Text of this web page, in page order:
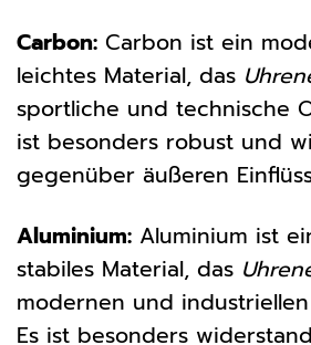
Carbon: Carbon ist ein
leichtes Material, das
sportliche und technische
ist besonders robust und
gegenüber äußeren
Aluminium: Aluminium ist
stabiles Material, das
modernen und
Es ist besonders